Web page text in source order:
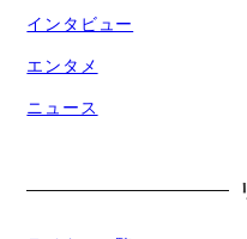
インタビュー
エンタメ
ニュース